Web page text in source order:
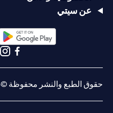
عن سيتي
حقوق الطبع والنشر محفوظة ©2026 سيتي جروب انك.